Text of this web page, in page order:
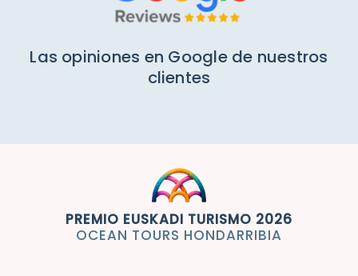
Las opiniones en Google de nuestros
clientes
PREMIO EUSKADI TURISMO 2026
OCEAN TOURS HONDARRIBIA